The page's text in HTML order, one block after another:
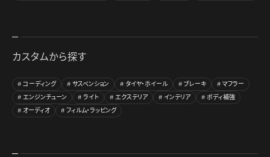
カスタムから探す
コーディング サスペンション タイヤ・ホイール ブレーキ
マフラー
エンジンチューン
ライト エクステリア インテリア
ボディ補強
オーディオ
フィルム・ラッピング